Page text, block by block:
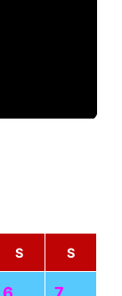
S S